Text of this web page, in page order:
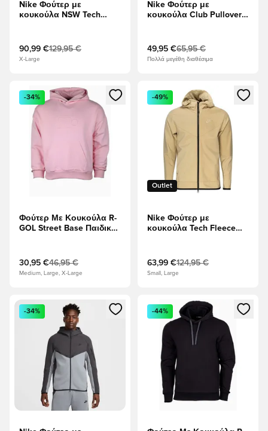
Nike Φούτερ με
κουκούλα NSW Tech
90,99 €129,95 €
X-Large
Nike Φούτερ με
κουκούλα Club Pullover
49,95 €65,95 €
Πολλά μεγέθη διαθέσιμα
Ανοίγει ένα Modal για να συνδεθείτε ή να εγγραφείτε ως
-34%
Φούτερ Με Κουκούλα R-
GOL Street Base Παιδικό
30,95 €46,95 €
Medium, Large, X-Large
Ανοίγει ένα Modal για να
Outlet
-49%
Nike Φούτερ με
κουκούλα Tech Fleece
μαύρο
63,99 €124,95 €
Small, Large
Ανοίγει ένα Modal για να συνδεθείτε ή να εγγραφείτε ως
-34%
Ανοίγει ένα Modal για να
-44%